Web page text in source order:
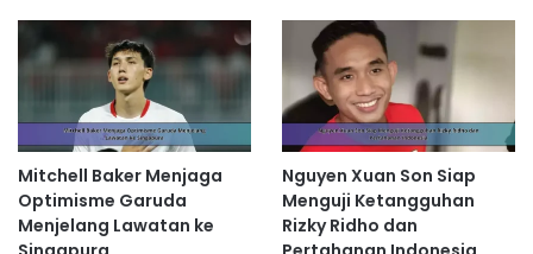
Mitchell Baker Menjaga
Optimisme Garuda
Menjelang Lawatan ke
Nguyen Xuan Son Siap
Menguji Ketangguhan
Rizky Ridho dan